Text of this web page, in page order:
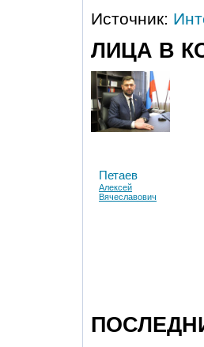
Источник:
ЛИЦА В
Петаев
Алексей
Вячеславович